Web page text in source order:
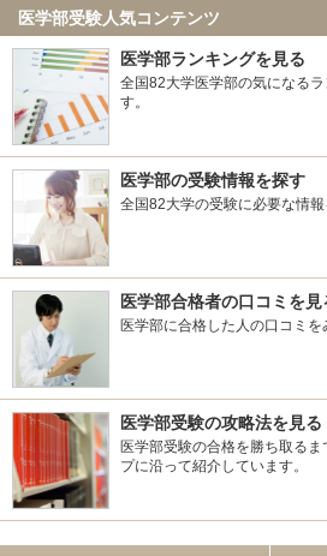
医学部受験人気コンテンツ
医学部ランキングを見る
全国82大学医学部の気になる
す。
医学部の受験情報を探す
全国82大学の受験に必要な情報
医学部合格者の口コミを見
医学部に合格した人の口コミを
医学部受験の攻略法を見る
医学部受験の合格を勝ち取る
プに沿って紹介しています。